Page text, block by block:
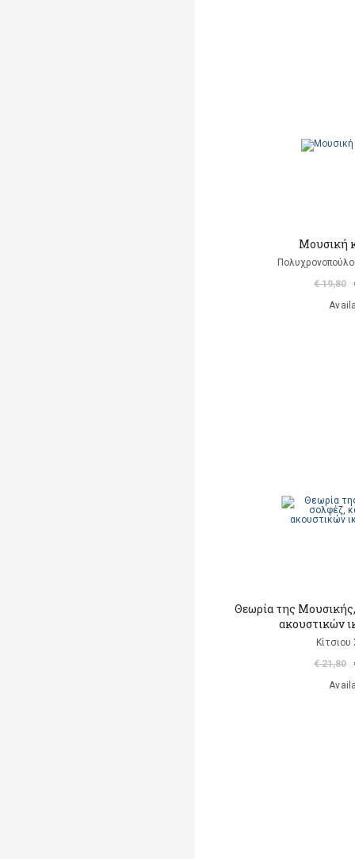
Μουσική
€ 19,80
Θεωρία της Μουσικής,
ακουστικών
€ 21,80